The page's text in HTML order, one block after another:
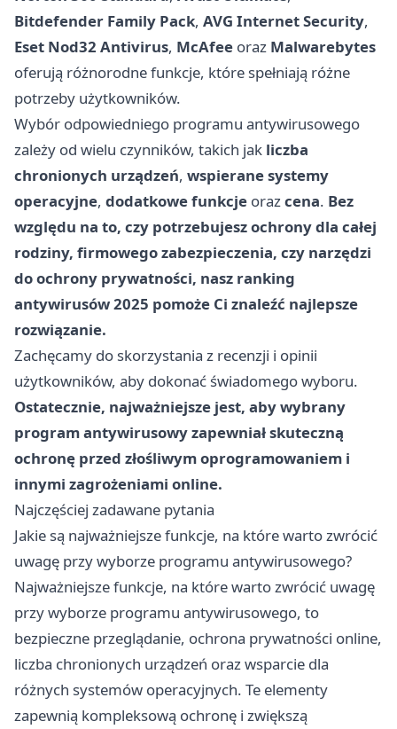
Bitdefender Family Pack, AVG Internet Security,
Eset Nod32 Antivirus, McAfee oraz Malwarebytes
oferują różnorodne funkcje, które spełniają różne
potrzeby użytkowników.
Wybór odpowiedniego programu antywirusowego
zależy od wielu czynników, takich jak liczba
chronionych urządzeń, wspierane systemy
operacyjne, dodatkowe funkcje orazcena. Bez
względu na to, czy potrzebujesz ochrony dla całej
rodziny, firmowego zabezpieczenia, czy narzędzi
do ochrony prywatności, nasz ranking
antywirusów 2025 pomoże Ci znaleźć najlepsze
rozwiązanie.
Zachęcamy do skorzystania z recenzji i opinii
użytkowników, aby dokonać świadomego wyboru.
Ostatecznie, najważniejsze jest, aby wybrany
program antywirusowy zapewniał skuteczną
ochronę przed złośliwym oprogramowaniem i
innymi zagrożeniami online.
Najczęściej zadawane pytania
Jakie są najważniejsze funkcje, na które warto zwrócić
uwagę przy wyborze programu antywirusowego?
Najważniejsze funkcje, na które warto zwrócić uwagę
przy wyborze programu antywirusowego, to
bezpieczne przeglądanie, ochrona prywatności online,
liczba chronionych urządzeń oraz wsparcie dla
różnych systemów operacyjnych. Te elementy
zapewnią kompleksową ochronę i zwiększą